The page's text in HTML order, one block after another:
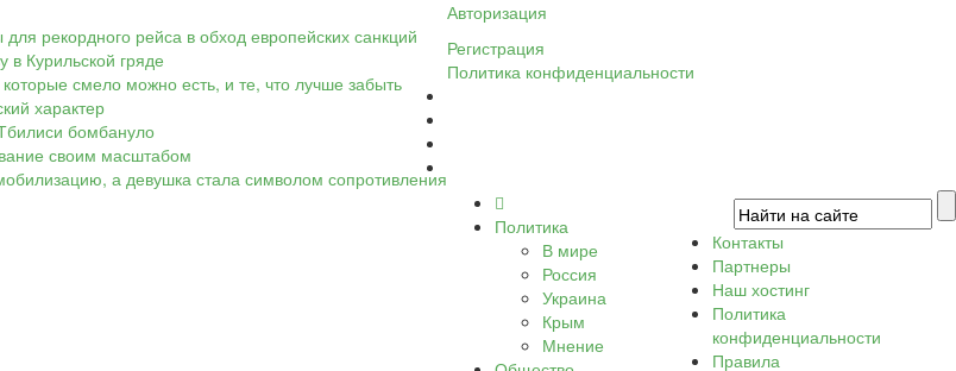
рекордного рейса в обход европейских санкций
Курильской гряде
смело можно есть, и те, что лучше забыть
характер
бомбануло
своим масштабом
а девушка стала символом сопротивления
Авторизация
Регистрация
Политика конфиденциальности
Политика
В мире
Россия
Украина
Крым
Мнение
Контакты
Партнеры
Наш хостинг
Политика
конфиденциальности
Правила